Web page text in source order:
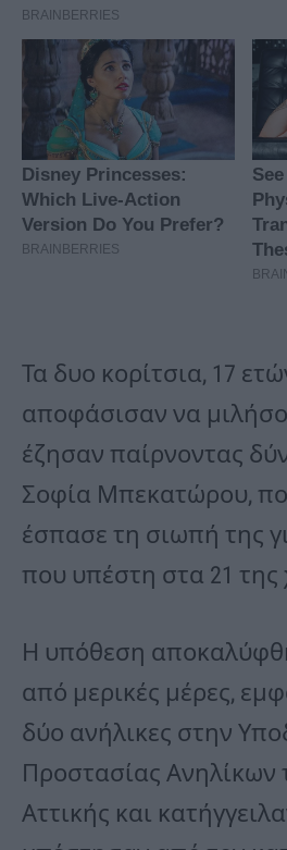
Τα δυο κορίτσια, 17
αποφάσισαν να
έζησαν παίρνοντας
Σοφία Μπεκατώρου,
έσπασε τη σιωπή της
που υπέστη στα 21 της
Η υπόθεση
από μερικές μέρες,
δύο ανήλικες στην
Προστασίας Ανηλίκων
Αττικής και